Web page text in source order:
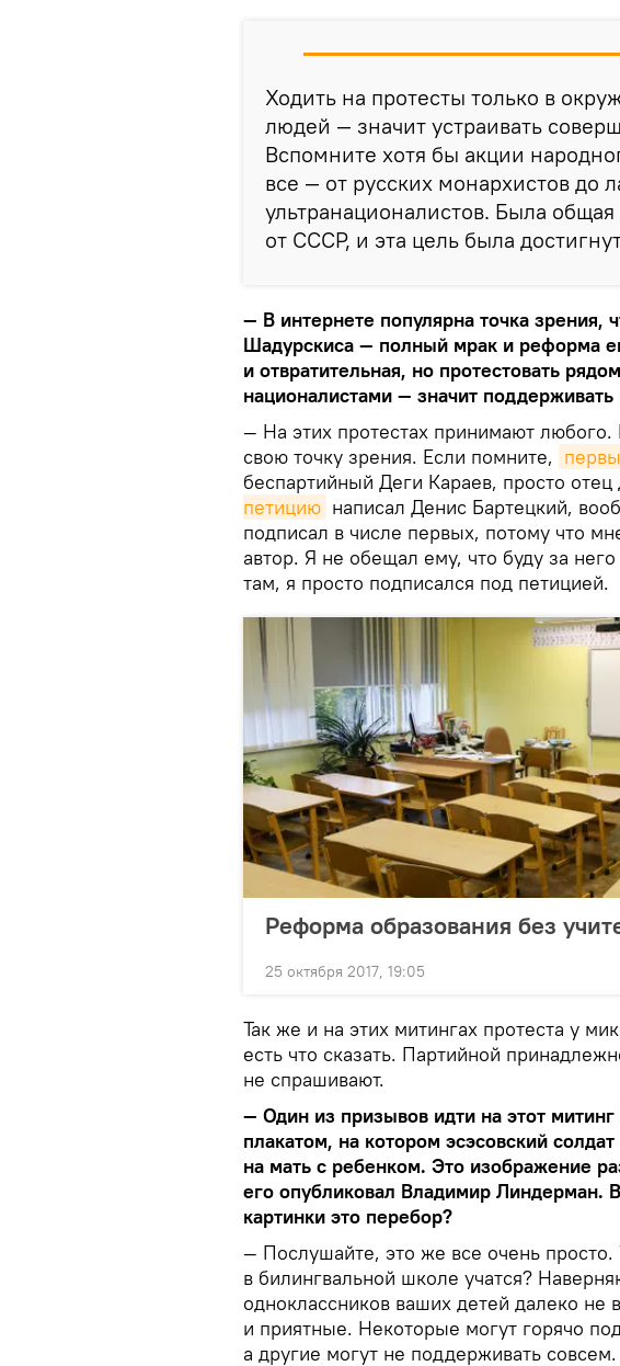
Ходить на протесты только в
людей — значит устраивать
Вспомните хотя бы акции
все — от русских монархистов до
ультранационалистов. Была
от СССР, и эта цель была
— В интернете популярна точка зрения,
Шадурскиса — полный мрак и реформа
и отвратительная, но протестовать
националистами — значит поддерживать
— На этих протестах принимают
свою точку зрения. Если помните,
беспартийный Деги Караев, просто отец
петицию написал Денис Бартецкий,
подписал в числе первых, потому что
автор. Я не обещал ему, что буду за
там, я просто подписался под петицией.
Реформа образования без
25 октября 2017, 19:05
Так же и на этих митингах протеста у
есть что сказать. Партийной
не спрашивают.
— Один из призывов идти на этот
плакатом, на котором эсэсовский
на мать с ребенком. Это изображение
его опубликовал Владимир Линдерман.
картинки это перебор?
— Послушайте, это же все очень просто.
в билингвальной школе учатся?
одноклассников ваших детей далеко не
и приятные. Некоторые могут горячо
а другие могут не поддерживать